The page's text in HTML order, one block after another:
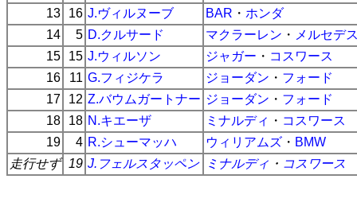
13
16 J.ヴィルヌーブ BAR ・ ホンダ
14
5 D.クルサード マクラーレン ・ メルセデ
15
15 J.ウィルソン ジャガー ・ コスワース
16
11 G.フィジケラ ジョーダン ・ フォード
17
12 Z.バウムガートナー ジョーダン ・ フォード
18
18 N.キエーザ ミナルディ ・ コスワース
19
4 R.シューマッハ ウィリアムズ ・ BMW
走行せず
19 J.フェルスタッペン ミナルディ ・ コスワース